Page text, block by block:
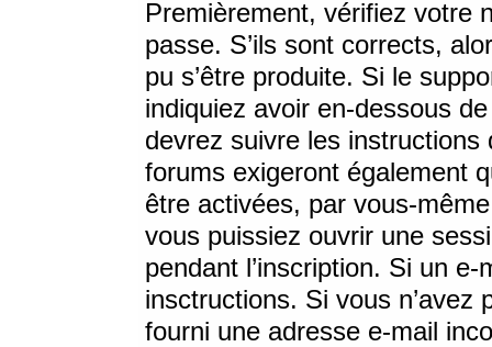
Premièrement, vérifiez votre
passe. S’ils sont corrects,
pu s’être produite. Si le
indiquiez avoir en-dessous
devrez suivre les
forums exigeront également
être activées, par vous-
vous puissiez ouvrir une
pendant l’inscription. Si un
insctructions. Si vous n’avez
fourni une adresse e-mail